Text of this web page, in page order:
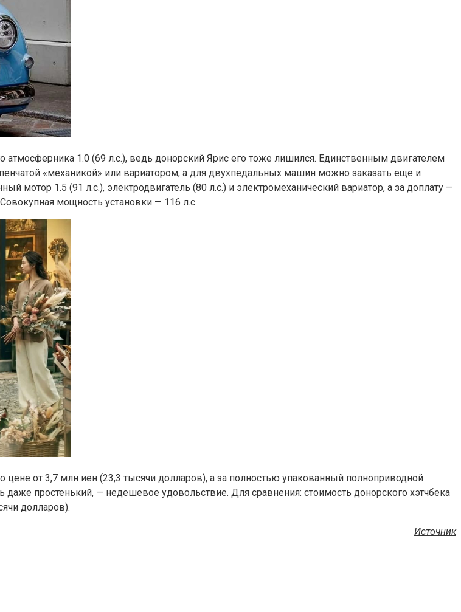
атмосферника 1.0 (69 л.с.), ведь донорский Ярис его тоже лишился. Единственным двигателем
«механикой» или вариатором, а для двухпедальных машин можно заказать еще и
1.5 (91 л.с.), электродвигатель (80 л.с.) и электромеханический вариатор, а за доплату —
мощность установки — 116 л.с.
от 3,7 млн иен (23,3 тысячи долларов), а за полностью упакованный полноприводной
простенький, — недешевое удовольствие. Для сравнения: стоимость донорского хэтчбека
долларов).
Источник